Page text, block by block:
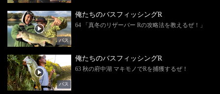
バス
俺たちのバスフィッシングR
64 「真冬のリザーバー Rの攻略法を教えるぜ！」
バス
俺たちのバスフィッシングR
63 秋の府中湖 マキモノでRを捕獲するぜ！